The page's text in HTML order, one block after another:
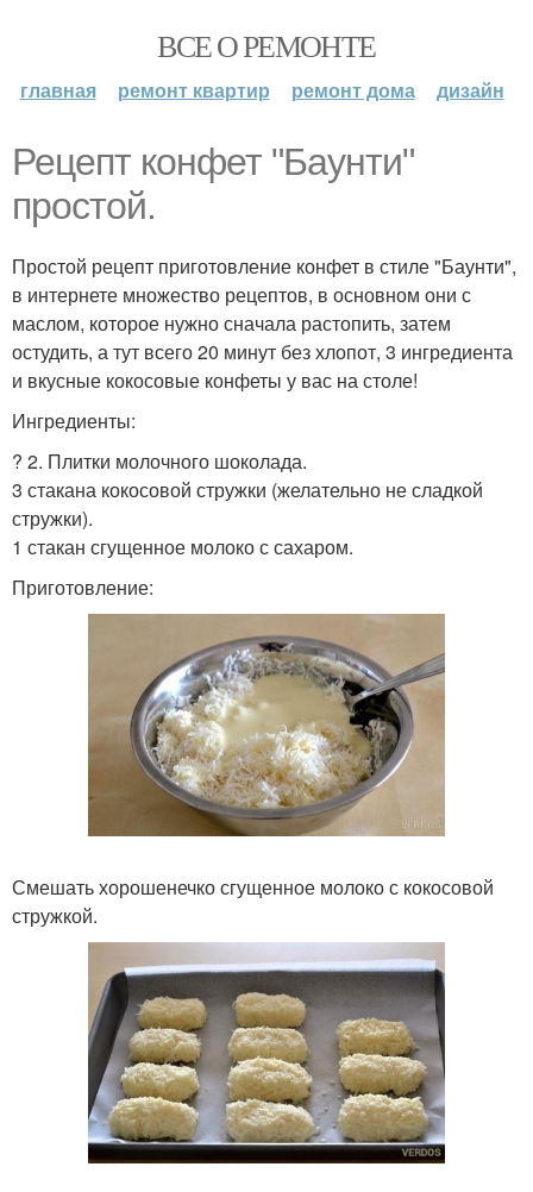
ВСЕ О РЕМОНТЕ
главная ремонт квартир ремонт дома дизайн
Рецепт конфет "Баунти"
простой.
Простой рецепт приготовление конфет в стиле "Баунти",
в интернете множество рецептов, в основном они с
маслом, которое нужно сначала растопить, затем
остудить, а тут всего 20 минут без хлопот, 3 ингредиента
и вкусные кокосовые конфеты у вас на столе!
Ингредиенты:
? 2. Плитки молочного шоколада.
3 стакана кокосовой стружки (желательно не сладкой
стружки).
1 стакан сгущенное молоко с сахаром.
Приготовление:
Смешать хорошенечко сгущенное молоко с кокосовой
стружкой.